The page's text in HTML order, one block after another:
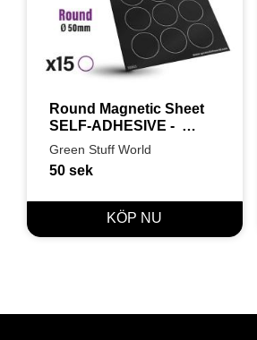
Round Magnetic Sheet
SELF-ADHESIVE -
50mm
Green Stuff World
50 sek